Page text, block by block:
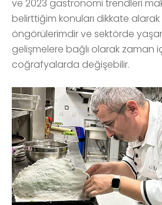
ve 2023 gastronomi trendleri
belirttiğim konuları dikkate
öngörülerimdir ve sektörde
gelişmelere bağlı olarak zaman
coğrafyalarda değişebilir.